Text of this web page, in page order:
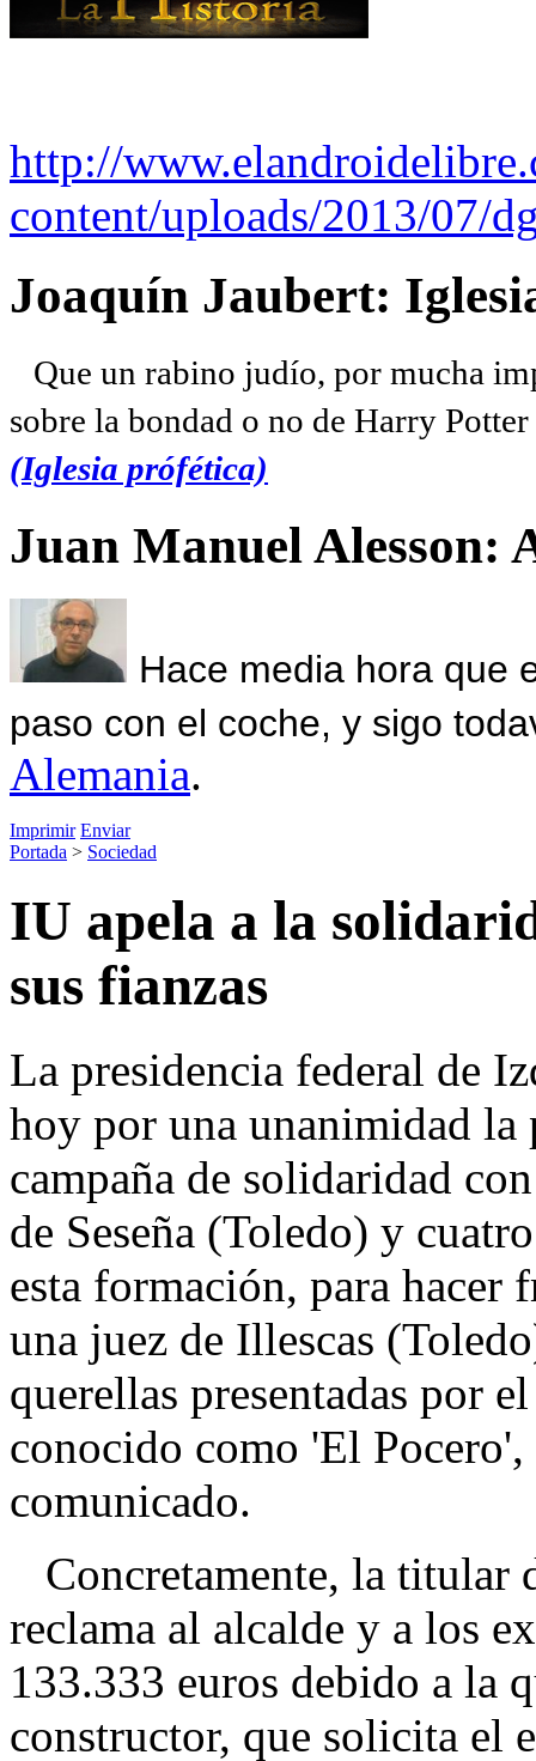
http://
content/uploads/2013/07/
Joaquín Jaubert:
Que un rabino judío, por mucha
sobre la bondad o no de Harry
(Iglesia prófética)
Juan Manuel Alesson:
Hace media hora que
paso con el coche, y sigo
Alemania.
Imprimir Enviar
Portada > Sociedad
IU apela a la
sus fianzas
La presidencia federal de
hoy por una unanimidad la
campaña de solidaridad
de Seseña (Toledo) y
esta formación, para hacer
una juez de Illescas
querellas presentadas por
conocido como 'El
comunicado.
Concretamente, la titular
reclama al alcalde y a los
133.333 euros debido a la
constructor, que solicita el